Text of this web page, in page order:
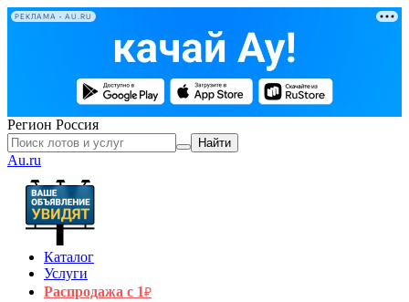
РЕКЛАМА • AU.RU
Регион Россия
Найти
Au.ru
Каталог
Услуги
Распродажа с 1₽